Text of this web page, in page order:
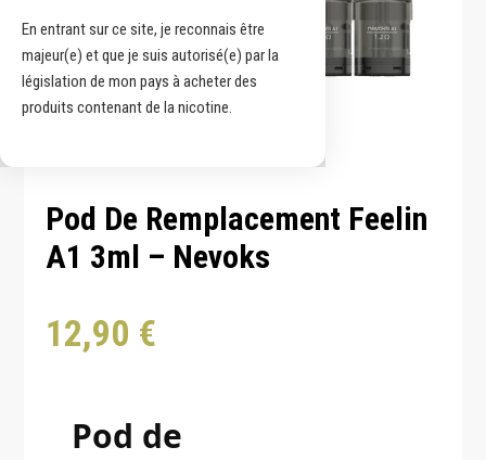
En entrant sur ce site, je reconnais être
majeur(e) et que je suis autorisé(e) par la
législation de mon pays à acheter des
produits contenant de la nicotine.
Pod De Remplacement Feelin
A1 3ml – Nevoks
12,90 €
Pod de